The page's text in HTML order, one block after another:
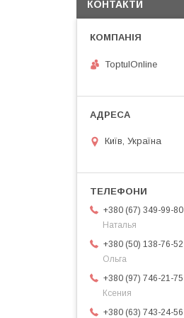
КОНТАКТИ
ToptulOnline
Київ, Україна
+380 (67) 349-99-80
Наталья
+380 (50) 138-76-52
Ольга
+380 (97) 746-21-75
Ксения
+380 (63) 743-24-56